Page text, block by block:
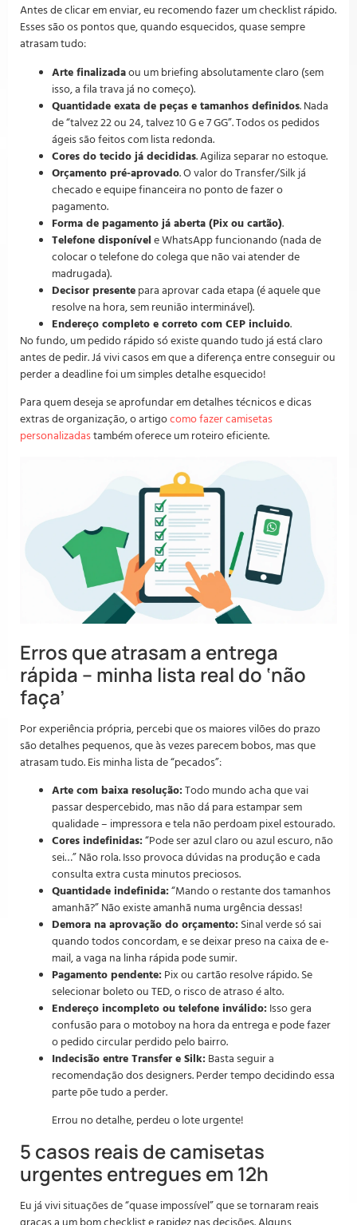
Antes de clicar em enviar, eu recomendo fazer um checklist rápido.
Esses são os pontos que, quando esquecidos, quase sempre
atrasam tudo:
Arte finalizadaou um briefing absolutamente claro (sem
isso, a fila trava já no começo).
Quantidade exata de peças e tamanhos definidos. Nada
de “talvez 22 ou 24, talvez 10 G e 7 GG”. Todos os pedidos
ágeis são feitos com lista redonda.
Cores do tecido já decididas. Agiliza separar no estoque.
Orçamento pré-aprovado. O valor do Transfer/Silk já
checado e equipe financeira no ponto de fazer o
pagamento.
Forma de pagamento já aberta (Pix ou cartão).
Telefone disponível e WhatsApp funcionando (nada de
colocar o telefone do colega que não vai atender de
madrugada).
Decisor presente para aprovar cada etapa (é aquele que
resolve na hora, sem reunião interminável).
Endereço completo e correto com CEP incluido.
No fundo, um pedido rápido só existe quando tudo já está claro
antes de pedir. Já vivi casos em que a diferença entre conseguir ou
perder a deadline foi um simples detalhe esquecido!
Para quem deseja se aprofundar em detalhes técnicos e dicas
extras de organização, o artigocomo fazer camisetas
personalizadastambém oferece um roteiro eficiente.
Erros que atrasam a entrega
rápida – minha lista real do ‘não
faça’
Por experiência própria, percebi que os maiores vilões do prazo
são detalhes pequenos, que às vezes parecem bobos, mas que
atrasam tudo. Eis minha lista de “pecados”:
Arte com baixa resolução: Todo mundo acha que vai
passar despercebido, mas não dá para estampar sem
qualidade – impressora e tela não perdoam pixel estourado.
Cores indefinidas: “Pode ser azul claro ou azul escuro, não
sei…” Não rola. Isso provoca dúvidas na produção e cada
consulta extra custa minutos preciosos.
Quantidade indefinida: “Mando o restante dos tamanhos
amanhã?” Não existe amanhã numa urgência dessas!
Demora na aprovação do orçamento: Sinal verde só sai
quando todos concordam, e se deixar preso na caixa de e-
mail, a vaga na linha rápida pode sumir.
Pagamento pendente: Pix ou cartão resolve rápido. Se
selecionar boleto ou TED, o risco de atraso é alto.
Endereço incompleto ou telefone inválido: Isso gera
confusão para o motoboy na hora da entrega e pode fazer
o pedido circular perdido pelo bairro.
Indecisão entre Transfer e Silk: Basta seguir a
recomendação dos designers. Perder tempo decidindo essa
parte põe tudo a perder.
Errou no detalhe, perdeu o lote urgente!
5 casos reais de camisetas
urgentes entregues em 12h
Eu já vivi situações de “quase impossível” que se tornaram reais